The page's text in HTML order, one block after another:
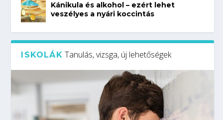
Kánikula és alkohol – ezért lehet
veszélyes a nyári koccintás
ISKOLÁK Tanulás, vizsga, új lehetőségek